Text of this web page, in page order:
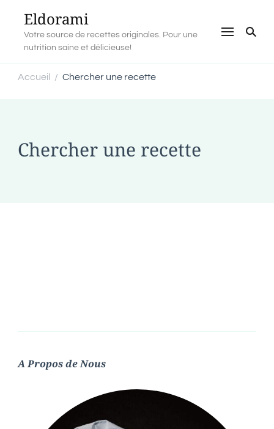
Eldorami
Votre source de recettes originales. Pour une
nutrition saine et délicieuse!
Accueil / Chercher une recette
Chercher une recette
A Propos de Nous